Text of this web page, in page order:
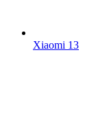
Xiaomi 13